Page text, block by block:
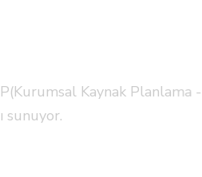
Kaynak Planlama -